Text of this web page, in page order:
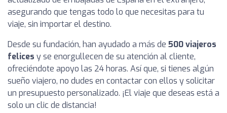
asegurando que tengas todo lo que necesitas para tu
viaje, sin importar el destino.
Desde su fundación, han ayudado a más de 500 viajeros
felices y se enorgullecen de su atención al cliente,
ofreciéndote apoyo las 24 horas. Así que, si tienes algún
sueño viajero, no dudes en contactar con ellos y solicitar
un presupuesto personalizado. ¡El viaje que deseas está a
solo un clic de distancia!